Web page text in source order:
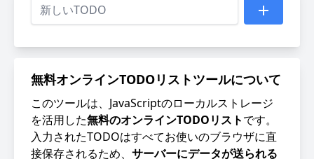
無料オンラインTODOリストツールについて
このツールは、JavaScriptのローカルストレージ
を活用した無料のオンラインTODOリストです。
入力されたTODOはすべてお使いのブラウザに直
接保存されるため、 サーバーにデータが送られる